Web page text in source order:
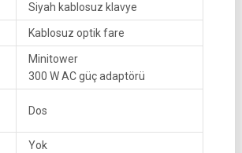
Siyah kablosuz klavye
Kablosuz optik fare
Minitower
300 W AC güç adaptörü
Dos
Yok